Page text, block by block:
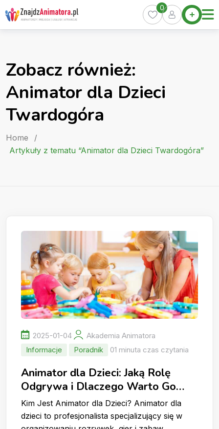
Skip
to
content
Home
Oferty
Kurs
0
Zobacz również:
Animator dla Dzieci
Twardogóra
Home
/
Artykuły z tematu “Animator dla Dzieci Twardogóra”
2025-01-04
Akademia Animatora
Informacje
Poradnik 01 minuta czas czytania
Animator dla Dzieci: Jaką Rolę
Odgrywa i Dlaczego Warto Go
Wynająć?
Kim Jest Animator dla Dzieci? Animator dla
dzieci to profesjonalista specjalizujący się w